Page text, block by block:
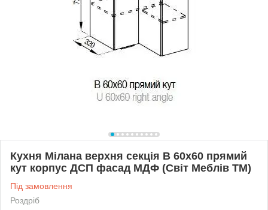
Кухня Мілана верхня секція В 60х60 прямий
кут корпус ДСП фасад МДФ (Світ Меблів ТМ)
Під замовлення
Роздріб